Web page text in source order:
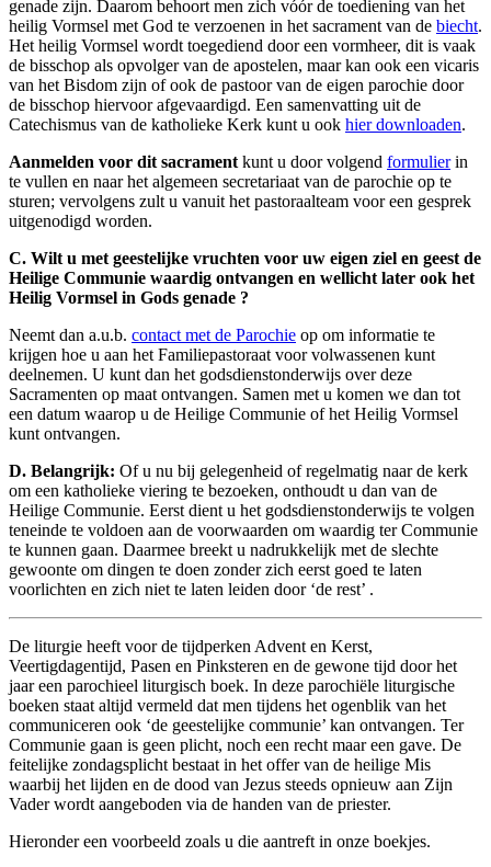
genade zijn. Daarom behoort men zich vóór de toediening van het
heilig Vormsel met God te verzoenen in het sacrament van de biecht.
Het heilig Vormsel wordt toegediend door een vormheer, dit is vaak
de bisschop als opvolger van de apostelen, maar kan ook een vicaris
van het Bisdom zijn of ook de pastoor van de eigen parochie door
de bisschop hiervoor afgevaardigd. Een samenvatting uit de
Catechismus van de katholieke Kerk kunt u ook hier downloaden.
Aanmelden voor dit sacrament kunt u door volgend formulierin
te vullen en naar het algemeen secretariaat van de parochie op te
sturen; vervolgens zult u vanuit het pastoraalteam voor een gesprek
uitgenodigd worden.
C. Wilt u met geestelijke vruchten voor uw eigen ziel en geest de
Heilige Communie waardig ontvangen en wellicht later ook het
Heilig Vormsel in Gods genade ?
Neemt dan a.u.b. contact met de Parochie op om informatie te
krijgen hoe u aan het Familiepastoraat voor volwassenen kunt
deelnemen. U kunt dan het godsdienstonderwijs over deze
Sacramenten op maat ontvangen. Samen met u komen we dan tot
een datum waarop u de Heilige Communie of het Heilig Vormsel
kunt ontvangen.
D. Belangrijk: Of u nu bij gelegenheid of regelmatig naar de kerk
om een katholieke viering te bezoeken, onthoudt u dan van de
Heilige Communie. Eerst dient u het godsdienstonderwijs te volgen
teneinde te voldoen aan de voorwaarden om waardig ter Communie
te kunnen gaan. Daarmee breekt u nadrukkelijk met de slechte
gewoonte om dingen te doen zonder zich eerst goed te laten
voorlichten en zich niet te laten leiden door ‘de rest’ .
De liturgie heeft voor de tijdperken Advent en Kerst,
Veertigdagentijd, Pasen en Pinksteren en de gewone tijd door het
jaar een parochieel liturgisch boek. In deze parochiële liturgische
boeken staat altijd vermeld dat men tijdens het ogenblik van het
communiceren ook ‘de geestelijke communie’ kan ontvangen. Ter
Communie gaan is geen plicht, noch een recht maar een gave. De
feitelijke zondagsplicht bestaat in het offer van de heilige Mis
waarbij het lijden en de dood van Jezus steeds opnieuw aan Zijn
Vader wordt aangeboden via de handen van de priester.
Hieronder een voorbeeld zoals u die aantreft in onze boekjes.